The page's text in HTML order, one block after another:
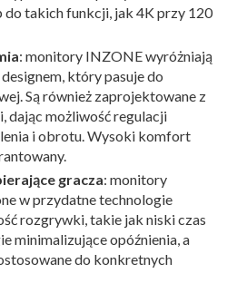
do takich funkcji, jak 4K przy 120
: monitory INZONE wyróżniają
który pasuje do
Są również zaprojektowane z
dając możliwość regulacji
i obrotu. Wysoki komfort
gracza: monitory
w przydatne technologie
rozgrywki, takie jak niski czas
minimalizujące opóźnienia, a
do konkretnych